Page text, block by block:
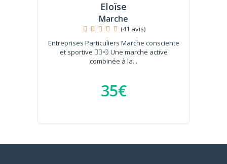
Eloïse
Marche
(41 avis)
Entreprises Particuliers Marche consciente
et sportive 🚶‍♀️💨 Une marche active
combinée à la...
35€